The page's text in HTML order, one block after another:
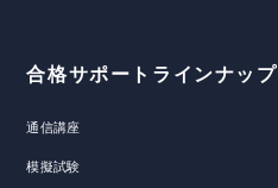
合格サポートラインナップ
通信講座
模擬試験